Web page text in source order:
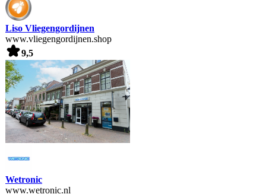
Liso Vliegengordijnen
www.vliegengordijnen.shop
9,5
Wetronic
www.wetronic.nl